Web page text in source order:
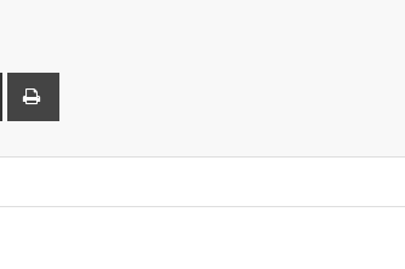
Share